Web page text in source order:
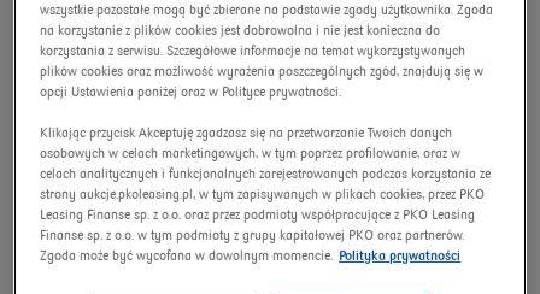
Система Body EMS
РЕВОЛЮЦІЯ
Номер аукціону: 3270/AU/2025
Нова ціна
wszystkie pozostałe mogą być zbierane na podstawie zgody użytkownika. Zgoda
na korzystanie z plików cookies jest dobrowolna i nie jest konieczna do
korzystania z serwisu. Szczegółowe informacje na temat wykorzystywanych
plików cookies oraz możliwość wyrażenia poszczególnych zgód, znajdują się w
opcji Ustawienia poniżej oraz w Polityce prywatności.
Klikając przycisk Akceptuję zgadzasz się na przetwarzanie Twoich danych
osobowych w celach marketingowych, w tym poprzez profilowanie, oraz w
celach analitycznych i funkcjonalnych zarejestrowanych podczas korzystania ze
strony aukcje.pkoleasing.pl, w tym zapisywanych w plikach cookies, przez PKO
Leasing Finanse sp. z o.o. oraz przez podmioty współpracujące z PKO Leasing
Finanse sp. z o.o. w tym podmioty z grupy kapitałowej PKO oraz partnerów.
Zgoda może być wycofana w dowolnym momencie. Polityka prywatności